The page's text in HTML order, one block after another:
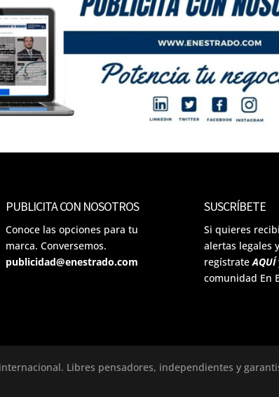
PUBLICITA CON NOSOTROS
Conoce las opciones para tu
marca. Conversemos.
publicidad@enestrado.com
SUSCRÍBETE
Si quieres
alertas legales
regístrateAQUÍ
comunidad En
Libres pensadores, independientes y